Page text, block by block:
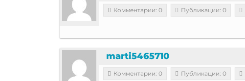
Комментарии: 0 Публикации: 0
marti5465710
Комментарии: 0 Публикации: 0